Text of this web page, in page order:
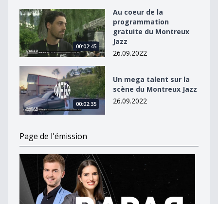
Au coeur de la programmation gratuite du Montreux
00:02:45
Au coeur de la
programmation
gratuite du Montreux
Jazz
26.09.2022
Un mega talent sur la scène du Montreux Jazz
00:02:35
Un mega talent sur la
scène du Montreux Jazz
26.09.2022
Page de l'émission